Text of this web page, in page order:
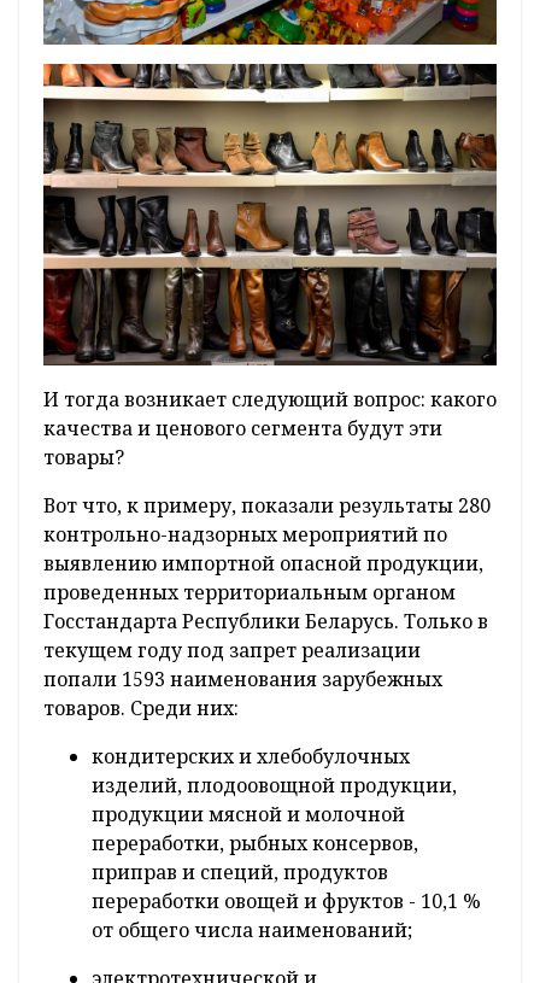
И тогда возникает следующий вопрос: какого
качества и ценового сегмента будут эти
товары?
Вот что, к примеру, показали результаты 280
контрольно-надзорных мероприятий по
выявлению импортной опасной продукции,
проведенных территориальным органом
Госстандарта Республики Беларусь. Только в
текущем году под запрет реализации
попали 1593 наименования зарубежных
товаров. Среди них:
кондитерских и хлебобулочных
изделий, плодоовощной продукции,
продукции мясной и молочной
переработки, рыбных консервов,
приправ и специй, продуктов
переработки овощей и фруктов - 10,1 %
от общего числа наименований;